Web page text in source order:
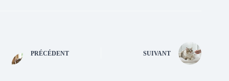
PRÉCÉDENT SUIVANT